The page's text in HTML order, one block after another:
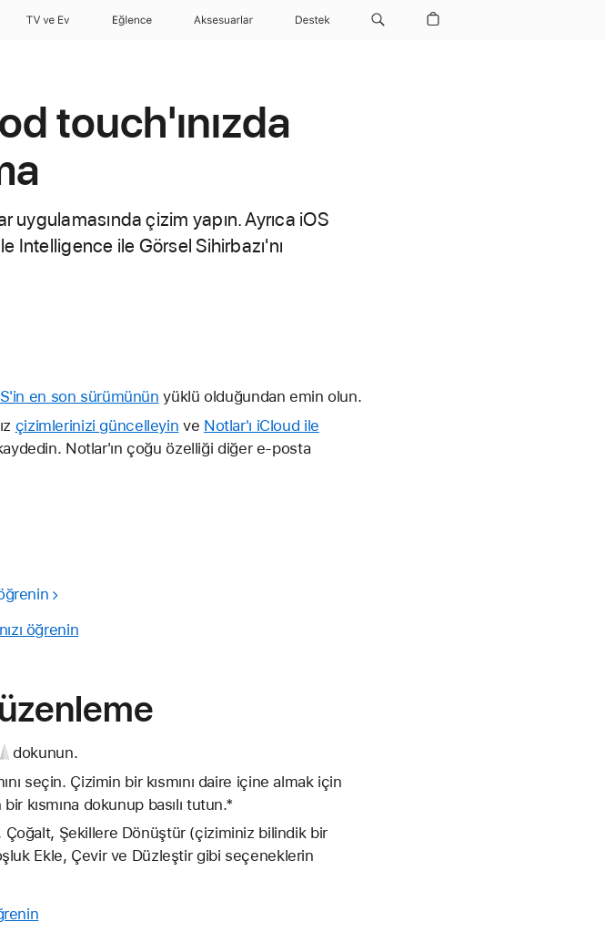
TV ve Ev Eğlence Aksesuarlar Destek
touch'ınızda
uygulamasında çizim yapın. Ayrıca iOS
Intelligence ile Görsel Sihirbazı'nı
en son sürümünün yüklü olduğundan emin olun.
çizimlerinizi güncelleyin ve Notlar'ı iCloud ile
kaydedin. Notlar'ın çoğu özelliği diğer e-posta
öğrenin
dokunun.
seçin. Çizimin bir kısmını daire içine almak için
kısmına dokunup basılı tutun.*
Şekillere Dönüştür (çiziminiz bilindik bir
Ekle, Çevir ve Düzleştir gibi seçeneklerin